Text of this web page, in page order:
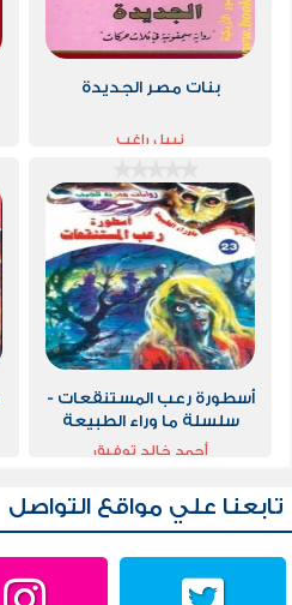
بنات مصر الجديدة
نبيل راغب
أسطورة رعب المستنقعات -
سلسلة ما وراء الطبيعة
أحمد خالد توفيق
تابعنا علي مواقع التواصل